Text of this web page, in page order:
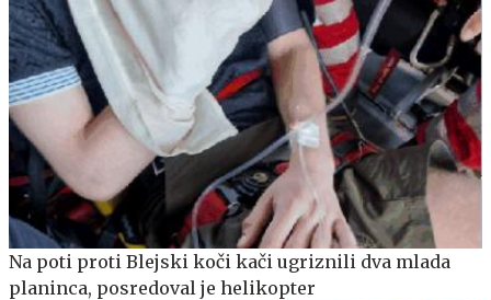
Na poti proti Blejski koči kači ugriznili dva mlada
planinca, posredoval je helikopter